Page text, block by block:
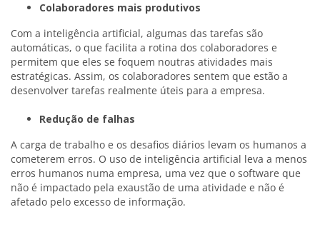
Colaboradores mais produtivos
Com a inteligência artificial, algumas das tarefas são
automáticas, o que facilita a rotina dos colaboradores e
permitem que eles se foquem noutras atividades mais
estratégicas. Assim, os colaboradores sentem que estão a
desenvolver tarefas realmente úteis para a empresa.
Redução de falhas
A carga de trabalho e os desafios diários levam os humanos a
cometerem erros. O uso de inteligência artificial leva a menos
erros humanos numa empresa, uma vez que o software que
não é impactado pela exaustão de uma atividade e não é
afetado pelo excesso de informação.